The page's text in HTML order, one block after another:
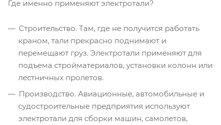
Где именно применяют электротали?
Строительство. Там, где не получится работать
краном, тали прекрасно поднимают и
перемещают груз. Электротали применяют для
подъема стройматериалов, установки колонн или
лестничных пролетов.
Производство. Авиационные, автомобильные и
судостроительные предприятия используют
электротали для сборки машин, самолетов,